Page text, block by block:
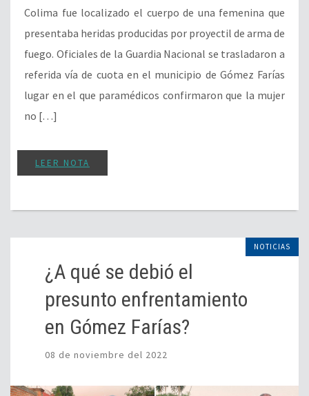
Colima fue localizado el cuerpo de una femenina que
presentaba heridas producidas por proyectil de arma de
fuego. Oficiales de la Guardia Nacional se trasladaron a
referida vía de cuota en el municipio de Gómez Farías
lugar en el que paramédicos confirmaron que la mujer
no […]
LEER NOTA
NOTICIAS
¿A qué se debió el
presunto enfrentamiento
en Gómez Farías?
08 de noviembre del 2022